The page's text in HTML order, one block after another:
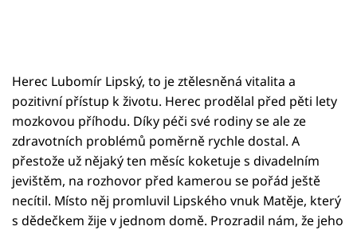
Herec Lubomír Lipský, to je ztělesněná vitalita a
pozitivní přístup k životu. Herec prodělal před pěti lety
mozkovou příhodu. Díky péči své rodiny se ale ze
zdravotních problémů poměrně rychle dostal. A
přestože už nějaký ten měsíc koketuje s divadelním
jevištěm, na rozhovor před kamerou se pořád ještě
necítil. Místo něj promluvil Lipského vnuk Matěje, který
s dědečkem žije v jednom domě. Prozradil nám, že jeho